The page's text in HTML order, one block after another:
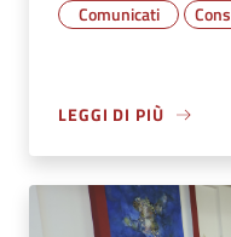
Comunicati
LEGGI DI PIÙ